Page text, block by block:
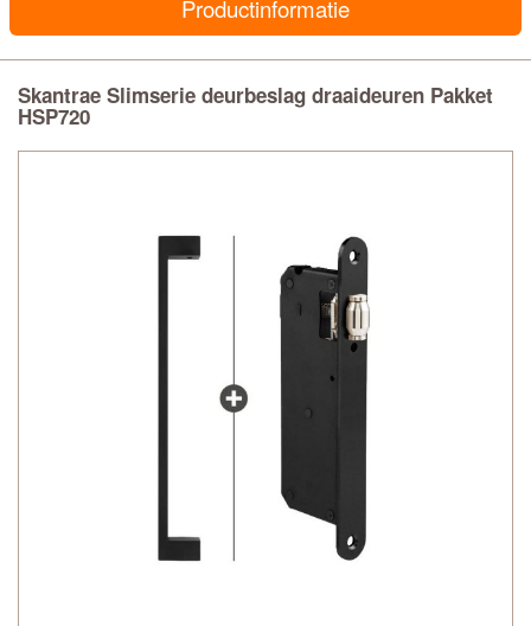
Productinformatie
Skantrae Slimserie deurbeslag draaideuren Pakket
HSP720